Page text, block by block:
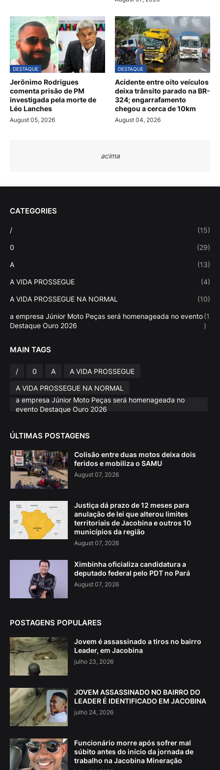
DESTAQUE
Jerônimo Rodrigues
comenta prisão de PM
investigada pela morte de
Léo Lanches
August 05, 2026
DESTAQUE
Acidente entre oito veículos
deixa trânsito parado na BR-
324; engarrafamento
chegou a cerca de 10km
August 04, 2026
acima
CATEGORIES
/ (15)
0 (29)
A (13)
A VIDA PROSSEGUE (4)
A VIDA PROSSEGUE NA NORMAL (10)
a empresa Júnior Moto Peças será homenageada no evento
Destaque Ouro 2026
(1
)
MAIN TAGS
/ 0 A
A VIDA PROSSEGUE
A VIDA PROSSEGUE NA NORMAL
a empresa Júnior Moto Peças será homenageada no
evento Destaque Ouro 2026
ÚLTIMAS POSTAGENS
Colisão entre duas motos deixa dois
feridos e mobiliza o SAMU
August 07, 2026
Justiça dá prazo de 12 meses para
anulação de lei que alterou limites
territoriais de Jacobina e outros 10
municípios da região
August 07, 2026
Ximbinha oficializa candidatura a
deputado federal pelo PDT no Pará
August 07, 2026
POSTAGENS POPULARES
Jovem é assassinado a tiros no bairro
Leader, em Jacobina
julho 23, 2026
JOVEM ASSASSINADO NO BAIRRO DO
LEADER É IDENTIFICADO EM JACOBINA
julho 24, 2026
Funcionário morre após sofrer mal
súbito antes do início da jornada de
trabalho na Jacobina Mineração